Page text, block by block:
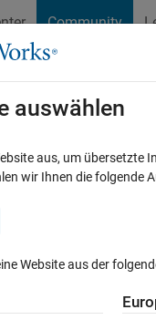
Community
Cody
Durchsuchen
2024a
auswählen
aus, um
wir Ihnen die folgende
Website aus der